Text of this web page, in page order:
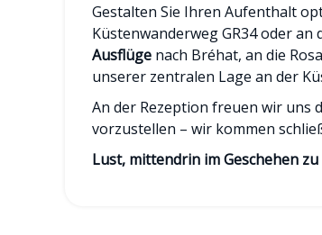
Gestalten Sie Ihren Aufenthalt
Küstenwanderweg GR34 oder
Ausflüge nach Bréhat, an die
unserer zentralen Lage an der
An der Rezeption freuen wir
vorzustellen – wir kommen
Lust, mittendrin im Geschehen zu